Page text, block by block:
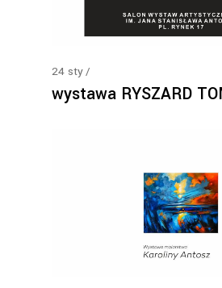
24 sty
wystawa RYSZARD